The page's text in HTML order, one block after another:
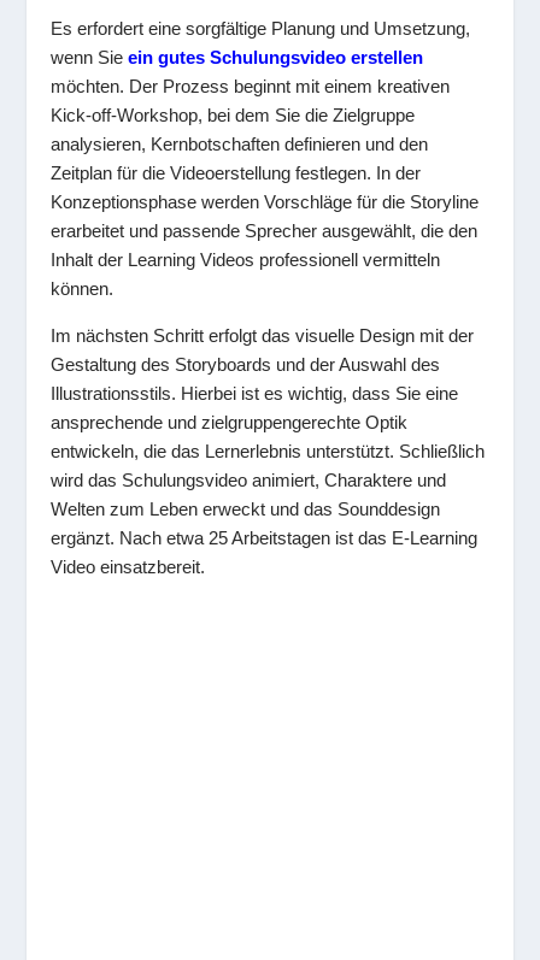
Es erfordert eine sorgfältige Planung und Umsetzung,
wenn Sieein gutes Schulungsvideo erstellen
möchten. Der Prozess beginnt mit einem kreativen
Kick-off-Workshop, bei dem Sie die Zielgruppe
analysieren, Kernbotschaften definieren und den
Zeitplan für die Videoerstellung festlegen. In der
Konzeptionsphase werden Vorschläge für die Storyline
erarbeitet und passende Sprecher ausgewählt, die den
Inhalt der Learning Videos professionell vermitteln
können.
Im nächsten Schritt erfolgt das visuelle Design mit der
Gestaltung des Storyboards und der Auswahl des
Illustrationsstils. Hierbei ist es wichtig, dass Sie eine
ansprechende und zielgruppengerechte Optik
entwickeln, die das Lernerlebnis unterstützt. Schließlich
wird das Schulungsvideo animiert, Charaktere und
Welten zum Leben erweckt und das Sounddesign
ergänzt. Nach etwa 25 Arbeitstagen ist das E-Learning
Video einsatzbereit.